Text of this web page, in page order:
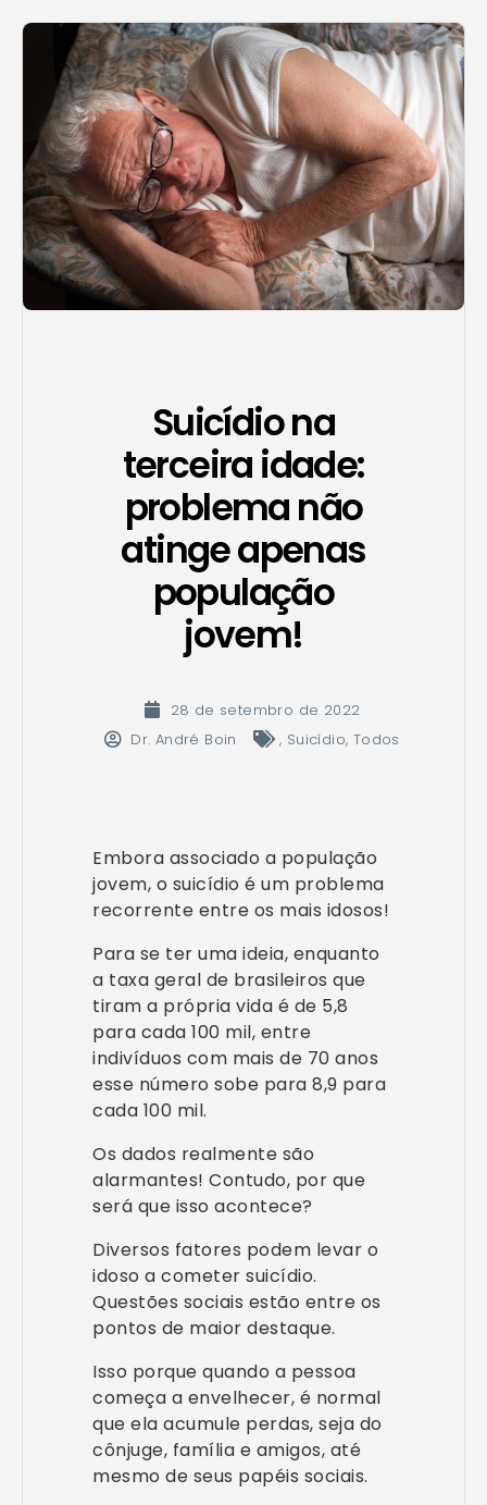
Agendar consulta
Suicídio na
terceira idade:
problema não
atinge apenas
população
jovem!
28 de setembro de 2022
Dr. André Boin
, Suicídio, Todos
Embora associado a população
jovem, o suicídio é um problema
recorrente entre os mais idosos!
Para se ter uma ideia, enquanto
a taxa geral de brasileiros que
tiram a própria vida é de 5,8
para cada 100 mil, entre
indivíduos com mais de 70 anos
esse número sobe para 8,9 para
cada 100 mil.
Os dados realmente são
alarmantes! Contudo, por que
será que isso acontece?
Diversos fatores podem levar o
idoso a cometer suicídio.
Questões sociais estão entre os
pontos de maior destaque.
Isso porque quando a pessoa
começa a envelhecer, é normal
que ela acumule perdas, seja do
cônjuge, família e amigos, até
mesmo de seus papéis sociais.